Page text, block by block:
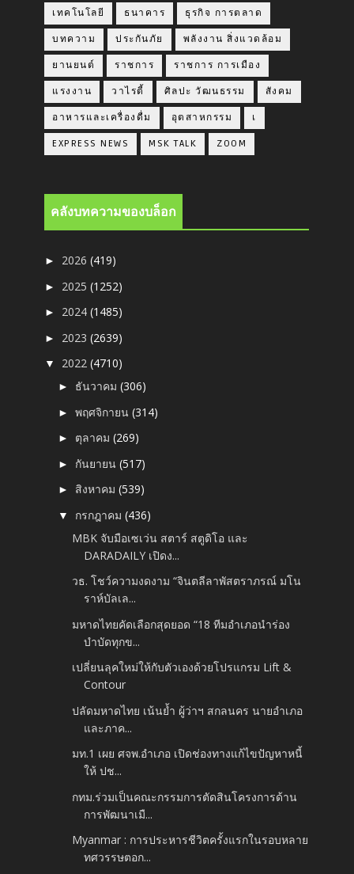
เทคโนโลยี ธนาคาร ธุรกิจ การตลาด
บทความ ประกันภัย พลังงาน สิ่งแวดล้อม
ยานยนต์ ราชการ ราชการ การเมือง
แรงงาน วาไรตี้ ศิลปะ วัฒนธรรม สังคม
อาหารและเครื่องดื่ม อุตสาหกรรม เ
EXPRESS NEWS MSK TALK ZOOM
คลังบทความของบล็อก
► 2026(419)
► 2025(1252)
► 2024(1485)
► 2023(2639)
▼ 2022(4710)
► ธันวาคม(306)
►พฤศจิกายน(314)
► ตุลาคม(269)
► กันยายน(517)
► สิงหาคม(539)
▼ กรกฎาคม(436)
MBK จับมือเซเว่น สตาร์ สตูดิโอ และ
DARADAILY เปิดง...
วธ. โชว์ความงดงาม “จินตลีลาพัสตราภรณ์ มโน
ราห์บัลเล...
มหาดไทยคัดเลือกสุดยอด “18 ทีมอำเภอนำร่อง
บำบัดทุกข...
เปลี่ยนลุคใหม่ให้กับตัวเองด้วยโปรแกรม Lift &
Contour
ปลัดมหาดไทย เน้นย้ำ ผู้ว่าฯ สกลนคร นายอำเภอ
และภาค...
มท.1 เผย ศจพ.อำเภอ เปิดช่องทางแก้ไขปัญหาหนี้
ให้ ปช...
กทม.ร่วมเป็นคณะกรรมการตัดสินโครงการด้าน
การพัฒนาเมื...
Myanmar : การประหารชีวิตครั้งแรกในรอบหลาย
ทศวรรษตอก...